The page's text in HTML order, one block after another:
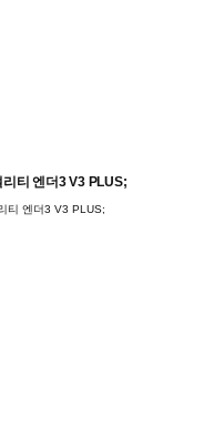
티 엔더3 V3 PLUS;
티 엔더3 V3 PLUS;